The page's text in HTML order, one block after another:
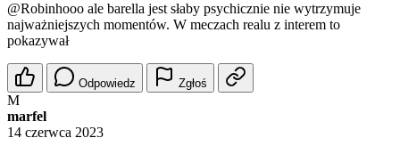
@Robinhooo ale barella jest słaby psychicznie nie wytrzymuje
najważniejszych momentów. W meczach realu z interem to
pokazywał
Odpowiedz Zgłoś
M
marfel
14 czerwca 2023